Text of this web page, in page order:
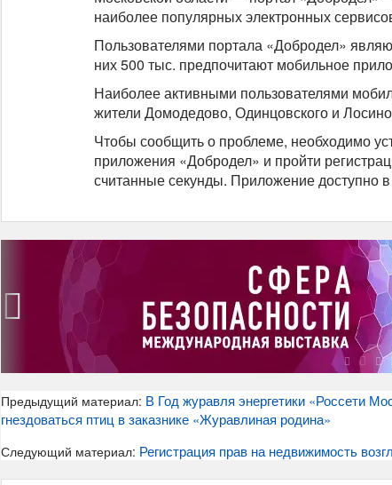
наиболее популярных электронных
Пользователями портала «Добродел»
них 500 тыс. предпочитают мобильное
Наиболее активными пользователями
жители Домодедово, Одинцовского и
Чтобы сообщить о проблеме, необходимо
приложения «Добродел» и пройти
считанные секунды. Приложение доступно
‹
Предыдущий материал: В Год журавля энергетики «Россети
гнездоваться птиц в заказнике «Журавлиная родина»
Следующий материал: Регистрация прав на недвижимость